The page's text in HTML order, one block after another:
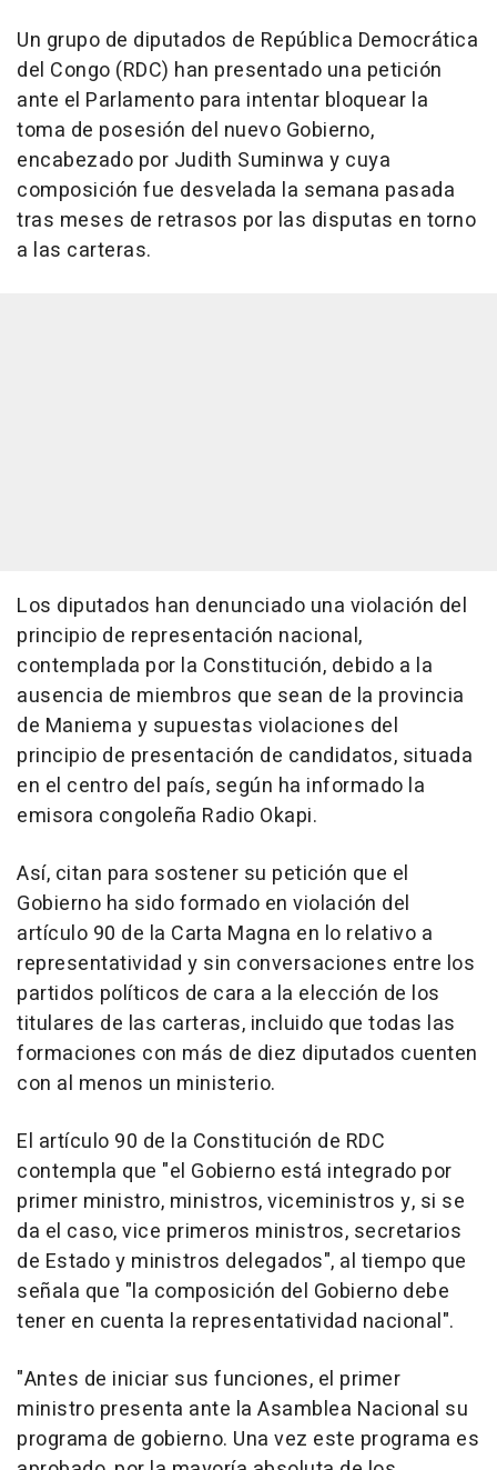
Un grupo de diputados de República Democrática
del Congo (RDC) han presentado una petición
ante el Parlamento para intentar bloquear la
toma de posesión del nuevo Gobierno,
encabezado por Judith Suminwa y cuya
composición fue desvelada la semana pasada
tras meses de retrasos por las disputas en torno
a las carteras.
Los diputados han denunciado una violación del
principio de representación nacional,
contemplada por la Constitución, debido a la
ausencia de miembros que sean de la provincia
de Maniema y supuestas violaciones del
principio de presentación de candidatos, situada
en el centro del país, según ha informado la
emisora congoleña Radio Okapi.
Así, citan para sostener su petición que el
Gobierno ha sido formado en violación del
artículo 90 de la Carta Magna en lo relativo a
representatividad y sin conversaciones entre los
partidos políticos de cara a la elección de los
titulares de las carteras, incluido que todas las
formaciones con más de diez diputados cuenten
con al menos un ministerio.
El artículo 90 de la Constitución de RDC
contempla que "el Gobierno está integrado por
primer ministro, ministros, viceministros y, si se
da el caso, vice primeros ministros, secretarios
de Estado y ministros delegados", al tiempo que
señala que "la composición del Gobierno debe
tener en cuenta la representatividad nacional".
"Antes de iniciar sus funciones, el primer
ministro presenta ante la Asamblea Nacional su
programa de gobierno. Una vez este programa es